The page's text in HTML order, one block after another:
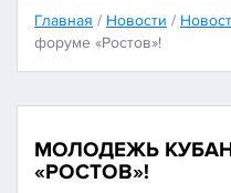
Главная / Новости /
форуме «Ростов»!
МОЛОДЕЖЬ
«РОСТОВ»!